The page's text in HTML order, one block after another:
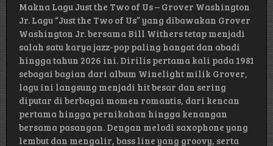
Makna Lagu Just the Two of Us – Grover Washington
Jr. Lagu “Just the Two of Us” yang dibawakan Grover
Washington Jr. bersama Bill Withers tetap menjadi
salah satu karya jazz-pop paling hangat dan abadi
hingga tahun 2026 ini. Dirilis pertama kali pada 1981
sebagai bagian dari album Winelight milik Grover,
lagu ini langsung menjadi hit besar dan sering
diputar di berbagai momen romantis, dari kencan
pertama hingga pernikahan hingga kenangan
bersama pasangan. Dengan melodi saxophone yang
lembut dan mengalir, bass line yang groovy, serta